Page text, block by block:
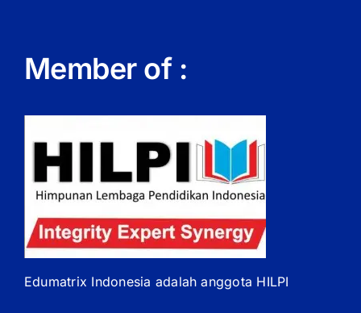
Member of :
Edumatrix Indonesia adalah anggota HILPI